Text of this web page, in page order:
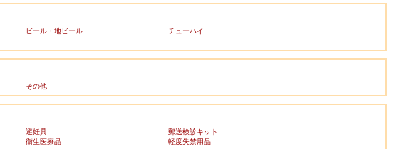
ビール・地ビール
チューハイ
その他
避妊具
郵送検診キット
衛生医療品
軽度失禁用品